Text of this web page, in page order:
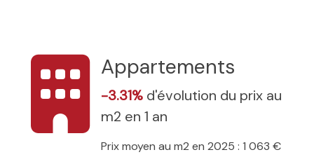
Appartements
-3.31% d'évolution du prix au
m2 en 1 an
Prix moyen au m2 en 2025 : 1 063 €